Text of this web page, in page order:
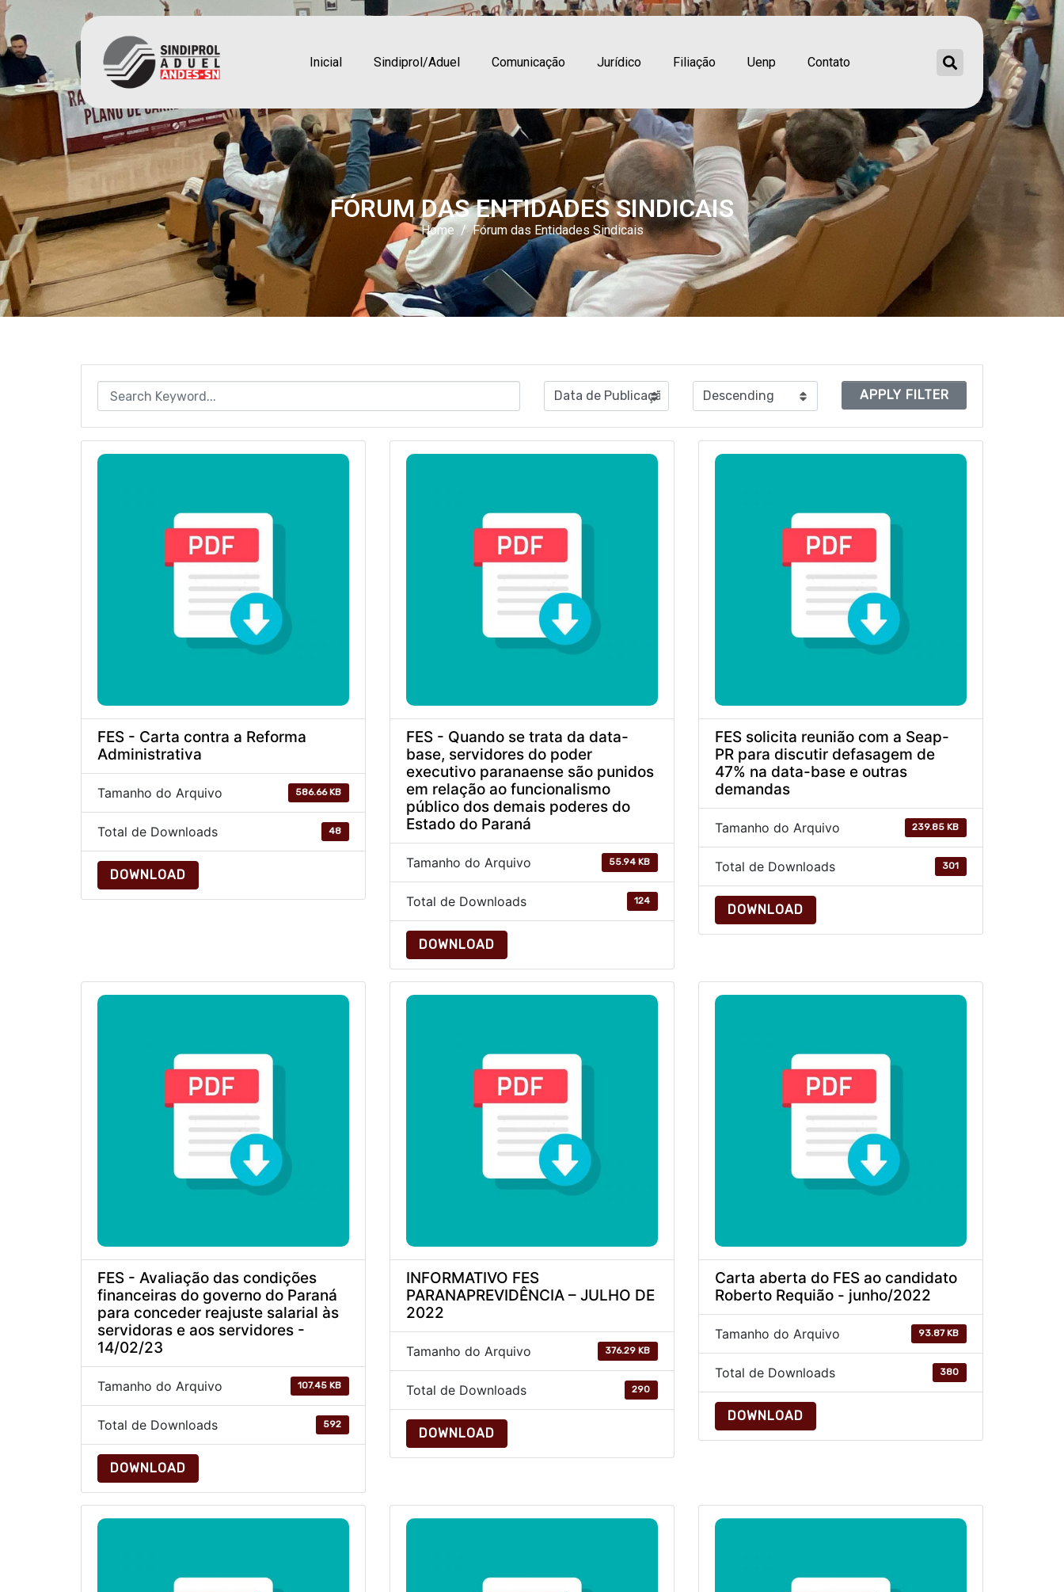
Inicial Sindiprol/Aduel Comunicação Jurídico Filiação Uenp Contato
FÓRUM DAS ENTIDADES SINDICAIS
Home Fórum das Entidades Sindicais
APPLY FILTER
FES - Carta contra a Reforma
Administrativa
Tamanho do Arquivo 586.66 KB
Total de Downloads 48
DOWNLOAD
FES - Quando se trata da data-
base, servidores do poder
executivo paranaense são punidos
em relação ao funcionalismo
público dos demais poderes do
Estado do Paraná
Tamanho do Arquivo 55.94 KB
Total de Downloads 124
DOWNLOAD
FES solicita reunião com a Seap-
PR para discutir defasagem de
47% na data-base e outras
demandas
Tamanho do Arquivo 239.85 KB
Total de Downloads 301
DOWNLOAD
FES - Avaliação das condições
financeiras do governo do Paraná
para conceder reajuste salarial às
servidoras e aos servidores -
14/02/23
Tamanho do Arquivo 107.45 KB
Total de Downloads 592
DOWNLOAD
INFORMATIVO FES
PARANAPREVIDÊNCIA – JULHO DE
2022
Tamanho do Arquivo 376.29 KB
Total de Downloads 290
DOWNLOAD
Carta aberta do FES ao candidato
Roberto Requião - junho/2022
Tamanho do Arquivo 93.87 KB
Total de Downloads 380
DOWNLOAD